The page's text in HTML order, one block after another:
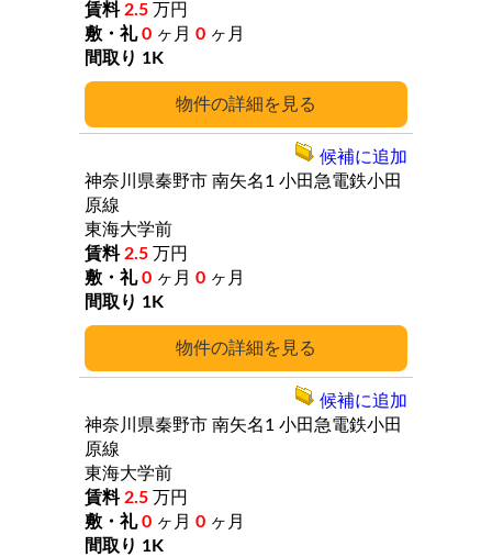
詳細
2.5 万円
0 ヶ月 0 ヶ月
1K
詳細
神奈川県秦野市 南矢名1 小田急電鉄小田
原線
東海大学前
2.5 万円
0 ヶ月 0 ヶ月
1K
候補に追加
神奈川県秦野市 南矢名1 小田急電鉄小田
原線
東海大学前
2.5 万円
0 ヶ月 0 ヶ月
1K
候補に追加